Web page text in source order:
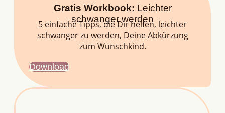
Gratis Workbook: Leichter
schwanger werden
5 einfache Tipps, die Dir helfen, leichter
schwanger zu werden, Deine Abkürzung
zum Wunschkind.
Download